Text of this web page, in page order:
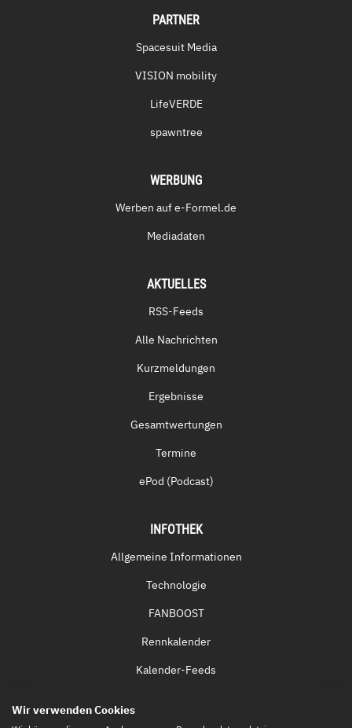
PARTNER
Spacesuit Media
VISION mobility
LifeVERDE
spawntree
WERBUNG
Werben auf e-Formel.de
Mediadaten
AKTUELLES
RSS-Feeds
Alle Nachrichten
Kurzmeldungen
Ergebnisse
Gesamtwertungen
Termine
ePod (Podcast)
INFOTHEK
Allgemeine Informationen
Technologie
FANBOOST
Rennkalender
Kalender-Feeds
Wir verwenden Cookies